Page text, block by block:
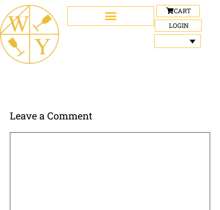
CART
LOGIN
Leave a Comment